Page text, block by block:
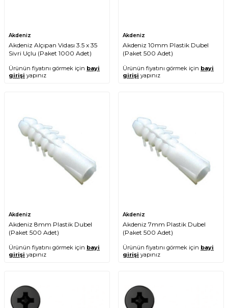
Akdeniz
Akdeniz Alçıpan Vidası 3.5 x 35
Sivri Uçlu (Paket 1000 Adet)
Ürünün fiyatını görmek için bayi
girişi yapınız
Akdeniz
Akdeniz 10mm Plastik Dubel
(Paket 500 Adet)
Ürünün fiyatını görmek için bayi
girişi yapınız
Akdeniz
Akdeniz 8mm Plastik Dubel
(Paket 500 Adet)
Ürünün fiyatını görmek için bayi
girişi yapınız
Akdeniz
Akdeniz 7mm Plastik Dubel
(Paket 500 Adet)
Ürünün fiyatını görmek için bayi
girişi yapınız